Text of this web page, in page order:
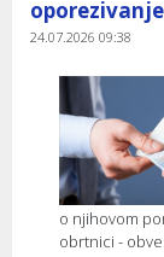
oporezivanje
24.07.2026 09:38
o njihovom
obrtnici -